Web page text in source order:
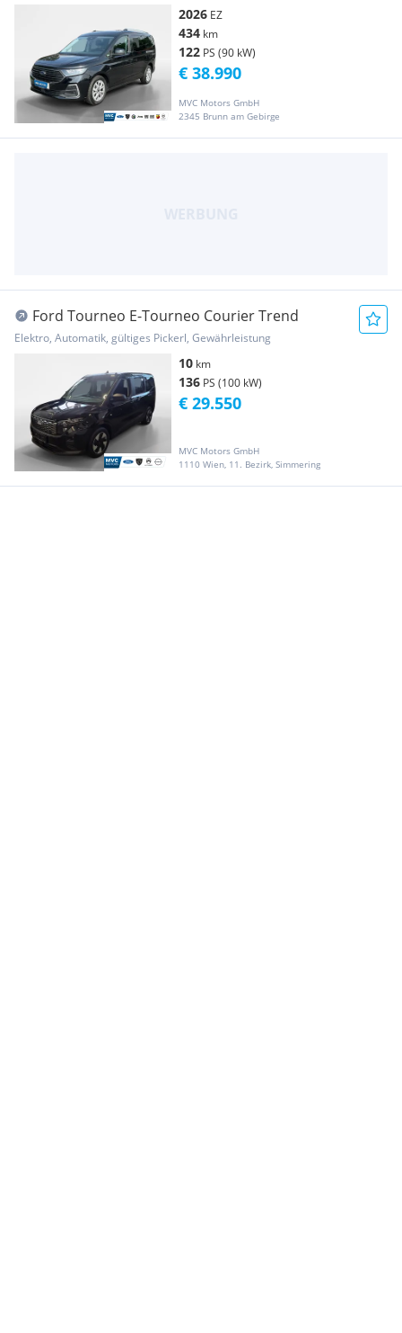
2026 EZ
434 km
122 PS (90 kW)
MVC Motors GmbH
2345 Brunn am Gebirge
€ 38.990
Ford Tourneo E-Tourneo Courier Trend
Elektro, Automatik, gültiges Pickerl, Gewährleistung
10 km
136 PS (100 kW)
MVC Motors GmbH
1110 Wien, 11. Bezirk, Simmering
€ 29.550